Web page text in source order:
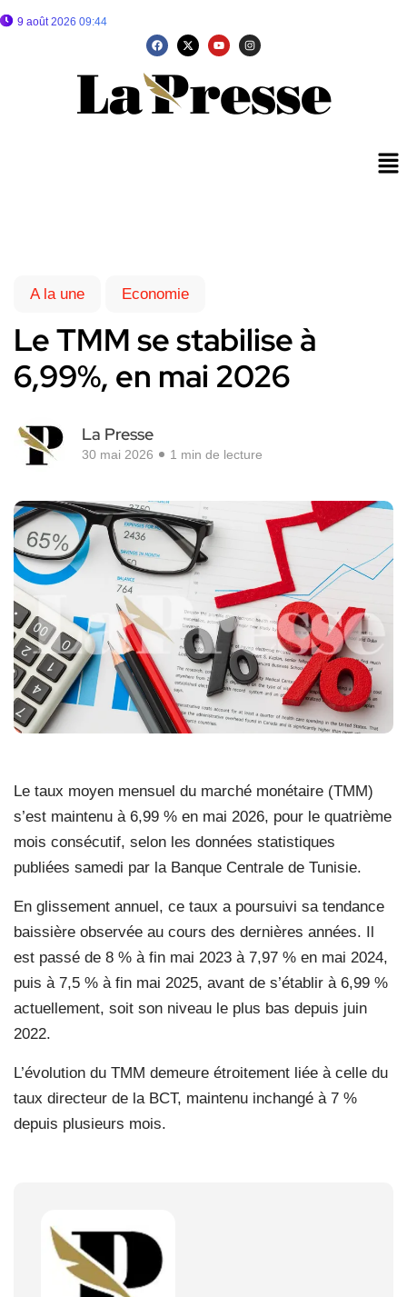
9 août 2026 09:44
A la une Economie
Le TMM se stabilise à
6,99%, en mai 2026
La Presse
30 mai 2026 1 min de lecture
Le taux moyen mensuel du marché monétaire (TMM)
s’est maintenu à 6,99 % en mai 2026, pour le quatrième
mois consécutif, selon les données statistiques
publiées samedi par la Banque Centrale de Tunisie.
En glissement annuel, ce taux a poursuivi sa tendance
baissière observée au cours des dernières années. Il
est passé de 8 % à fin mai 2023 à 7,97 % en mai 2024,
puis à 7,5 % à fin mai 2025, avant de s’établir à 6,99 %
actuellement, soit son niveau le plus bas depuis juin
2022.
L’évolution du TMM demeure étroitement liée à celle du
taux directeur de la BCT, maintenu inchangé à 7 %
depuis plusieurs mois.